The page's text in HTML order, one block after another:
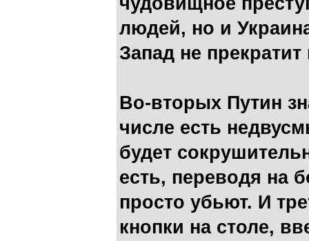
людей, но и
Запад не
Во-вторых Путин
числе есть
будет
есть, переводя на
просто убьют. И
кнопки на столе,